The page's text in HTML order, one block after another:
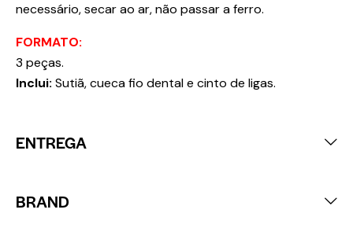
necessário, secar ao ar, não passar a ferro.
FORMATO:
3 peças.
Inclui: Sutiã, cueca fio dental e cinto de ligas.
ENTREGA
BRAND